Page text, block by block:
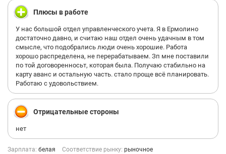
Плюсы в работе
У нас большой отдел управленческого учета. Я в Ермолино
достаточно давно, и считаю наш отдел очень удачным в том
смысле, что подобрались люди очень хорошие. Работа
хорошо распределена, не перерабатываем. Зп мне поставили
по той договоренносьт, которая была. Получаю стабильно на
карту аванс и остальную часть. стало проще всё планировать.
Работаю с удовольствием.
Отрицательные стороны
нет
Зарплата: белая Соответствие рынку: рыночное